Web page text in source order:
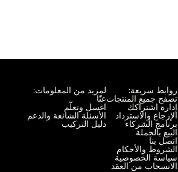
روابط سريعة:
تصفح جميع المنتجات
إدارة اشتراكك
الإرجاع والاسترداد
برنامج الشركاء
البيع بالجملة
اتصل بنا
الشروط والأحكام
سياسة الخصوصية
الانسحاب من العقد
لمزيد من المعلومات:
عنّا
اغسل وتعلّم
الأسئلة الشائعة والدعم
دليل التركيب